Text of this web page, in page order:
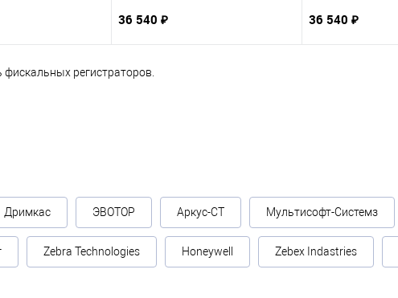
36 540 ₽ 36 540 ₽
фискальных регистраторов.
Дримкас ЭВОТОР Аркус-СТ Мультисофт-Системз
Zebra Technologies Honeywell Zebex Indastries